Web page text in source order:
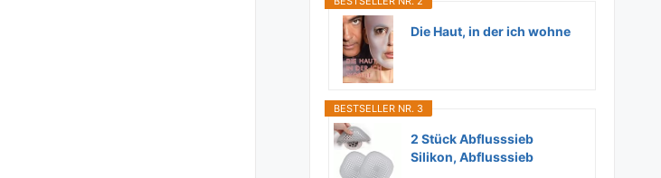
Die Haut, in der ich wohne
BESTSELLER NR. 3
2 Stück Abflusssieb
Silikon, Abflusssieb